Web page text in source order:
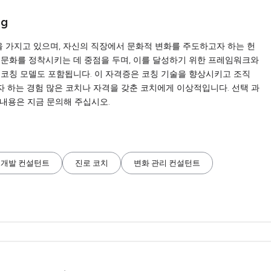
지고 있으며, 자신의 직장에서 문화적 변화를 주도하고자 하는 헌
화를 정착시키는 데 중점을 두며, 이를 달성하기 위한 프레임워크와
칭 모델도 포함됩니다. 이 자격증은 코칭 기술을 향상시키고 조직
하는 경험 많은 코치나 자격을 갖춘 코치에게 이상적입니다. 선택 과
용은 지금 문의해 주십시오.
발 컨설턴트 진로 코치 변화 관리 컨설턴트